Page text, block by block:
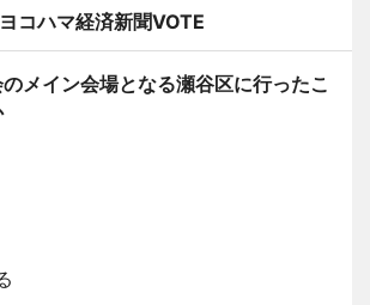
ヨコハマ経済新聞VOTE
メイン会場となる瀬谷区に行ったこ